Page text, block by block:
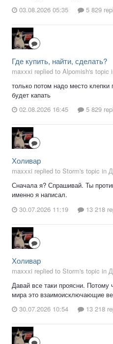
03.08.2026 05:35
5 829
Где купить, найти, сделать?
maxxxi replied to Alpomish's topic
только потом надо место клепки
будет капать
02.08.2026 16:45
5 829
Холивар
maxxxi replied to Storm's topic in
Сначала я? Спрашивай. Ты
именно я написал.
30.07.2026 11:19
13 218
Холивар
maxxxi replied to Storm's topic in
Давай все таки проясни. Потому
мира это взаимоисключающие
30.07.2026 10:54
13 218